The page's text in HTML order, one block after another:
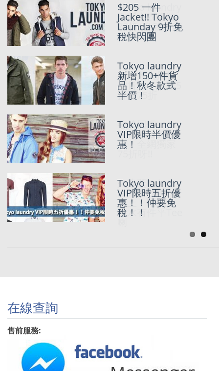
$205 一件
Jacket!! Tokyo
Launday 9折免
稅快閃團
Tokyo laundry
新增150+件貨
品！秋冬款式
半價！
Tokyo laundry
VIP限時半價優
惠！
Tokyo laundry
VIP限時五折優
惠！！仲要免
稅！！
Tokyo laundry
全部上衣服裝
75折+免稅優惠
Tokyo laundry
新加入大量特
價貨品，低至5
折再75折
強勢回歸
Tokyo laundry
團，全網獨家
久違既Tokyo
laundry團85折
參上！唔洗一
舊水有件平Tee
在線查詢
售前服務: